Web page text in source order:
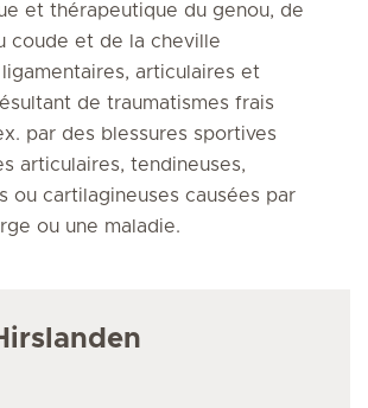
et thérapeutique du genou, de
coude et de la cheville
ligamentaires, articulaires et
de traumatismes frais
par des blessures sportives
articulaires, tendineuses,
ou cartilagineuses causées par
ou une maladie.